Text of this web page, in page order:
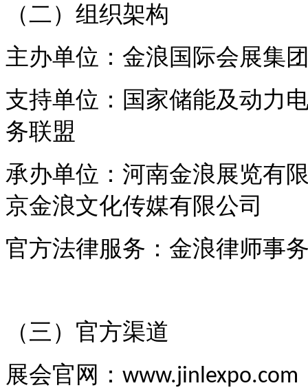
（二）组织架构
主办单位：金浪国际会展集
支持单位：国家储能及动力
务联盟
承办单位：河南金浪展览有
京金浪文化传媒有限公司
官方法律服务：金浪律师事
（三）官方渠道
展会官网： www.jinlexpo.com